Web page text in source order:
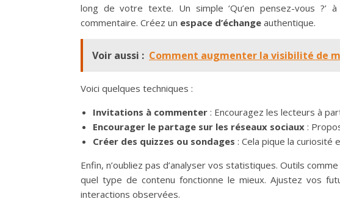
long de votre texte. Un simple ‘Qu’en pensez-vous
commentaire. Créez un espace d’échange authentique.
Voir aussi : Comment augmenter la visibilité de
Voici quelques techniques :
Invitations à commenter : Encouragez les lecteurs à
Encourager le partage sur les réseaux sociaux :
Créer des quizzes ou sondages : Cela pique la curiosité
Enfin, n’oubliez pas d’analyser vos statistiques. Outils
quel type de contenu fonctionne le mieux. Ajustez vos
interactions observées.